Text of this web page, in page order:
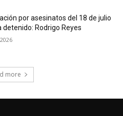
por asesinatos del 18 de julio
detenido: Rodrigo Reyes
more